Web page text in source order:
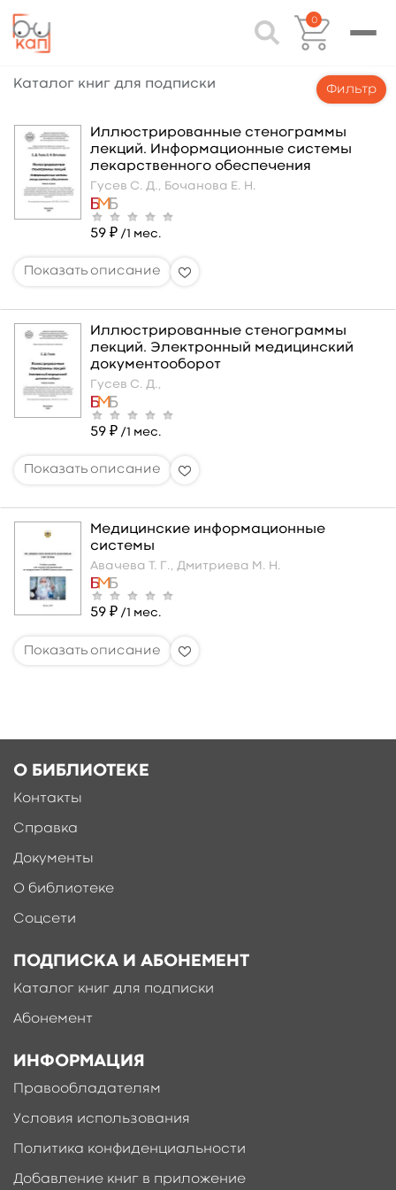
0
Каталог книг для подписки Фильтр
Иллюстрированные стенограммы
лекций. Информационные системы
лекарственного обеспечения
Гусев С. Д., Бочанова Е. Н.
59 ₽ /1 мес.
Иллюстрированные стенограммы
лекций. Электронный медицинский
документооборот
Гусев С. Д.,
59 ₽ /1 мес.
Медицинские информационные
системы
Авачева Т. Г., Дмитриева М. Н.
59 ₽ /1 мес.
О БИБЛИОТЕКЕ
Контакты
Справка
Документы
О библиотеке
Соцсети
ПОДПИСКА И АБОНЕМЕНТ
Каталог книг для подписки
Абонемент
ИНФОРМАЦИЯ
Правообладателям
Условия использования
Политика конфиденциальности
Добавление книг в приложение